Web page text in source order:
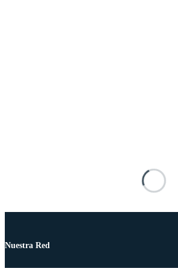
Nuestra Red